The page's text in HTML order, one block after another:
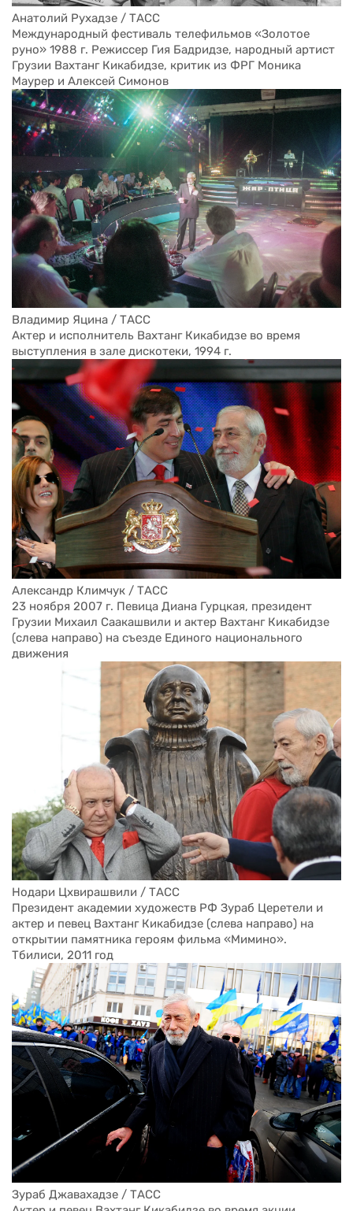
Анатолий Рухадзе / ТАСС
Международный фестиваль телефильмов «Золотое
руно» 1988 г. Режиссер Гия Бадридзе, народный артист
Грузии Вахтанг Кикабидзе, критик из ФРГ Моника
Маурер и Алексей Симонов
Владимир Яцина / ТАСС
Актер и исполнитель Вахтанг Кикабидзе во время
выступления в зале дискотеки, 1994 г.
Александр Климчук / ТАСС
23 ноября 2007 г. Певица Диана Гурцкая, президент
Грузии Михаил Саакашвили и актер Вахтанг Кикабидзе
(слева направо) на съезде Единого национального
движения
Нодари Цхвирашвили / ТАСС
Президент академии художеств РФ Зураб Церетели и
актер и певец Вахтанг Кикабидзе (слева направо) на
открытии памятника героям фильма «Мимино».
Тбилиси, 2011 год
Зураб Джавахадзе / ТАСС